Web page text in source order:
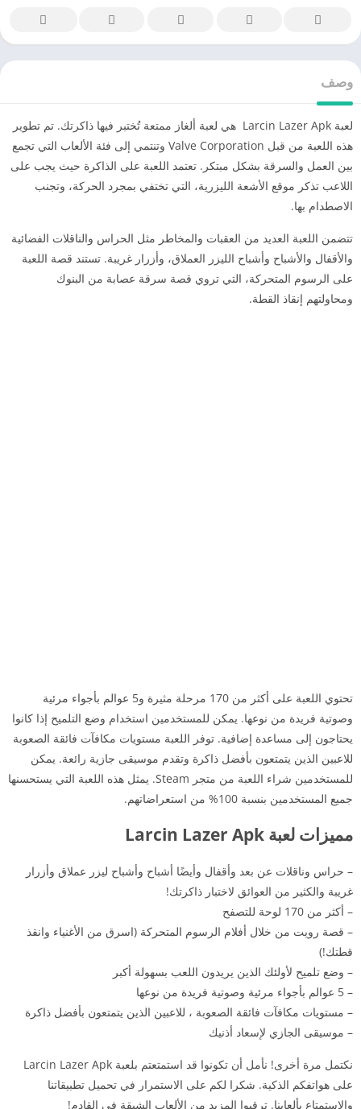
وصف
لعبة Larcin Lazer Apk هي لعبة ألغاز ممتعة تُختبر فيها ذاكرتك. تم تطوير
هذه اللعبة من قبل Valve Corporation وتنتمي إلى فئة الألعاب التي تجمع
بين العمل والسرقة بشكل مبتكر. تعتمد اللعبة على الذاكرة حيث يجب على
اللاعب تذكر موقع الأشعة الليزرية، التي تختفي بمجرد الحركة، وتجنب
الاصطدام بها.
تتضمن اللعبة العديد من العقبات والمخاطر مثل الحراس والناقلات الفضائية
والأقفال والأشباح وأشباح الليزر العملاق، وأزرار غريبة. تستند قصة اللعبة
على الرسوم المتحركة، التي تروي قصة سرقة عصابة من البنوك
ومحاولتهم إنقاذ القطة.
تحتوي اللعبة على أكثر من 170 مرحلة مثيرة و5 عوالم بأجواء مرئية
وصوتية فريدة من نوعها. يمكن للمستخدمين استخدام وضع التلميح إذا كانوا
يحتاجون إلى مساعدة إضافية. توفر اللعبة مستويات مكافآت فائقة الصعوبة
للاعبين الذين يتمتعون بأفضل ذاكرة وتقدم موسيقى جازية رائعة. يمكن
للمستخدمين شراء اللعبة من متجر Steam. يمثل هذه اللعبة التي يستحسنها
جميع المستخدمين بنسبة 100% من استعراضاتهم.
مميزات لعبة Larcin Lazer Apk
– حراس وناقلات عن بعد وأقفال وأيضًا أشباح وأشباح ليزر عملاق وأزرار
غريبة والكثير من العوائق لاختبار ذاكرتك!
– أكثر من 170 لوحة للتصفح
– قصة رويت من خلال أفلام الرسوم المتحركة (اسرق من الأغنياء وانقذ
قطتك!)
– وضع تلميح لأولئك الذين يريدون اللعب بسهولة أكبر
– 5 عوالم بأجواء مرئية وصوتية فريدة من نوعها
– مستويات مكافآت فائقة الصعوبة ، للاعبين الذين يتمتعون بأفضل ذاكرة
– موسيقى الجازي لإسعاد أذنيك
نكتمل مرة أخرى! نأمل أن تكونوا قد استمتعتم بلعبة Larcin Lazer Apk
على هواتفكم الذكية. شكرا لكم على الاستمرار في تحميل تطبيقاتنا
والاستمتاع بألعابنا. ترقبوا المزيد من الألعاب الشيقة في القادم!